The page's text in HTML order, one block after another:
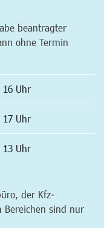
beantragter
ohne Termin
16 Uhr
17 Uhr
13 Uhr
der Kfz-
Bereichen sind nur